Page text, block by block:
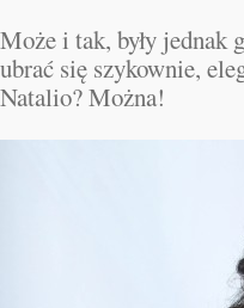
Może i tak, były jednak
ubrać się szykownie,
Natalio? Można!